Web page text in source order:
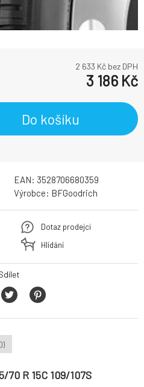
2 633 Kč bez DPH
3 186 Kč
Do košíku
EAN: 3528706680359
Výrobce: BFGoodrich
Dotaz prodejci
Hlídání
70 R 15C 109/107S